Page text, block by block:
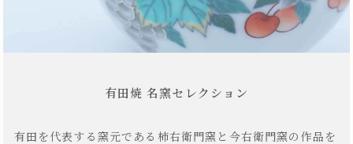
有田焼 名窯セレクション
有田を代表する窯元である柿右衛門窯と今右衛門窯の作品を